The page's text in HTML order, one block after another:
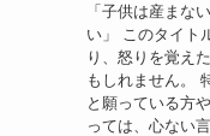
「子供は産まな
い」 このタイト
り、怒りを覚え
もしれません。
と願っている方
っては、心ない